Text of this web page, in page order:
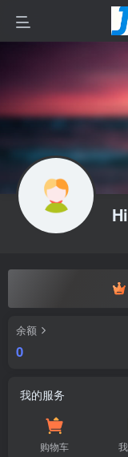
余额
0
我的服务
购物车